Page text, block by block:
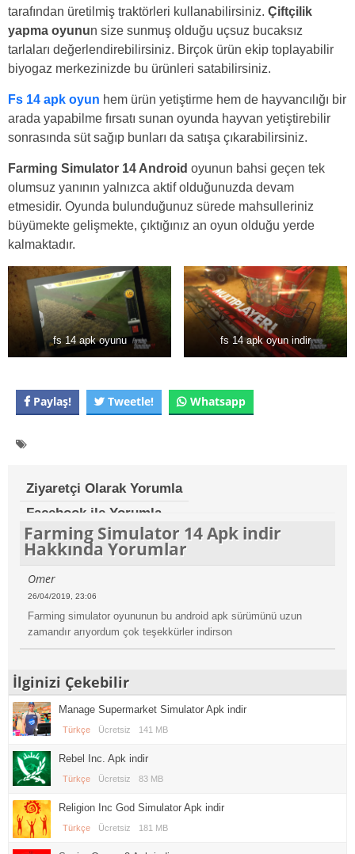
tarafından üretilmiş traktörleri kullanabilirsiniz. Çiftçilik
yapma oyunun size sunmuş olduğu uçsuz bucaksız
tarlaları değerlendirebilirsiniz. Birçok ürün ekip toplayabilir
biyogaz merkezinizde bu ürünleri satabilirsiniz.
Fs 14 apk oyun hem ürün yetiştirme hem de hayvancılığı bir
arada yapabilme fırsatı sunan oyunda hayvan yetiştirebilir
sonrasında süt sağıp bunları da satışa çıkarabilirsiniz.
Farming Simulator 14 Android oyunun bahsi geçen tek
olumsuz yanının yalnızca aktif olduğunuzda devam
etmesidir. Oyunda bulunduğunuz sürede mahsulleriniz
büyümekte gelişmekte, çıktığınız an oyun olduğu yerde
kalmaktadır.
fs 14 apk oyunu fs 14 apk oyun indir
Paylaş! Tweetle! Whatsapp
Ziyaretçi Olarak Yorumla
Facebook ile Yorumla
Farming Simulator 14 Apk indir
Hakkında Yorumlar
Omer
26/04/2019, 23:06
Farming simulator oyununun bu android apk sürümünü uzun
zamandır arıyordum çok teşekkürler indirson
İlginizi Çekebilir
Manage Supermarket Simulator Apk indir
Türkçe Ücretsiz 141 MB
Rebel Inc. Apk indir
Türkçe Ücretsiz 83 MB
Religion Inc God Simulator Apk indir
Türkçe Ücretsiz 181 MB